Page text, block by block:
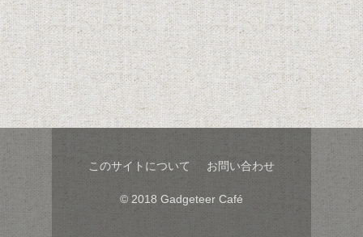
し、軸受にHydro-Dynamic Bearingを採用することで、
通常のファンよりも風量や静音性に優れ、高耐久かつ長
寿命な高品質ファンとなっております。価格も競合製品
に比べ比較的安価な為、万人にお勧め出来るファンとな
っております。そんなファンをクイックレビューしま
す。
このサイトについて お問い合わせ
© 2018 Gadgeteer Café